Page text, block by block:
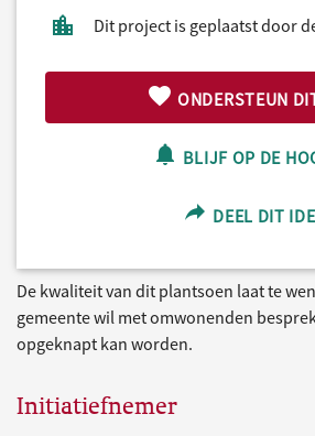
Dit project is geplaatst door
ONDERSTEUN
BLIJF OP DE
DEEL DIT
De kwaliteit van dit plantsoen laat te
gemeente wil met omwonenden
opgeknapt kan worden.
Initiatiefnemer